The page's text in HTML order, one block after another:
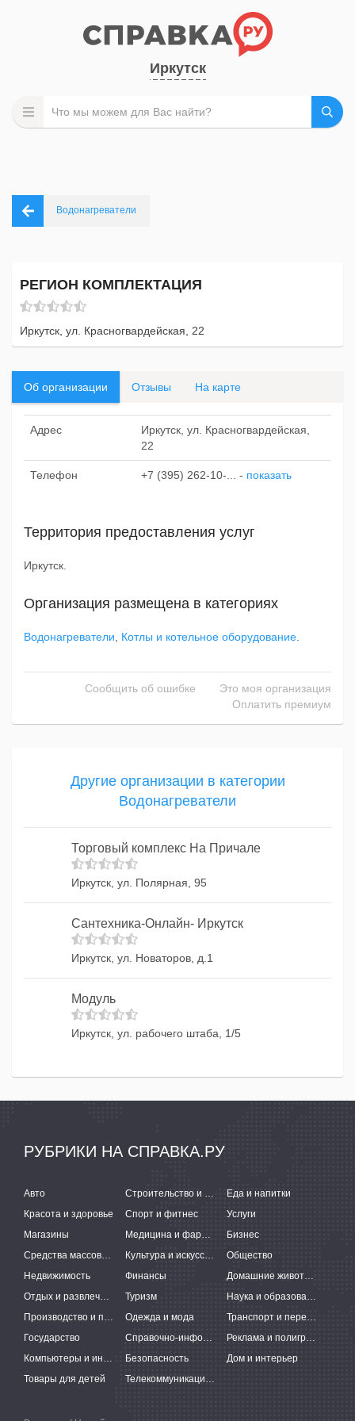
Иркутск
Водонагреватели
РЕГИОН КОМПЛЕКТАЦИЯ
Иркутск, ул. Красногвардейская, 22
Об организации Отзывы На карте
Адрес
Иркутск, ул. Красногвардейская,
22
Телефон +7 (395) 262-10-... - показать
Территория предоставления услуг
Иркутск.
Организация размещена в категориях
Водонагреватели Котлы и котельное оборудование
Сообщить об ошибке
Это моя организация
Оплатить премиум
Другие организации в категории
Водонагреватели
Торговый комплекс На Причале
Иркутск, ул. Полярная, 95
Сантехника-Онлайн- Иркутск
Иркутск, ул. Новаторов, д.1
Модуль
Иркутск, ул. рабочего штаба, 1/5
РУБРИКИ НА СПРАВКА.РУ
Авто Строительство и ремонт
Еда и напитки
Красота и здоровье
Спорт и фитнес
Услуги
Магазины
Медицина и фармацевтика
Бизнес
Средства массовой информации
Культура и искусство
Общество
Недвижимость
Финансы
Домашние животные
Отдых и развлечения
Туризм
Наука и образование
Производство и поставки
Одежда и мода
Транспорт и перевозки
Государство
Справочно-информационные системы
Реклама и полиграфия
Компьютеры и интернет
Безопасность
Дом и интерьер
Товары для детей
Телекоммуникации и связь